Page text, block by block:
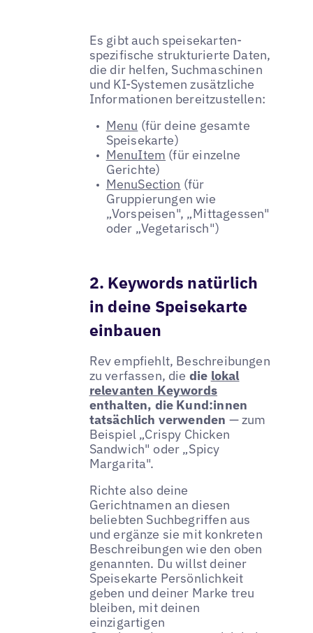
Es gibt auch speisekarten-
spezifische strukturierte Daten,
die dir helfen, Suchmaschinen
und KI-Systemen zusätzliche
Informationen bereitzustellen:
Menu (für deine gesamte
Speisekarte)
MenuItem (für einzelne
Gerichte)
MenuSection (für
Gruppierungen wie
„Vorspeisen", „Mittagessen"
oder „Vegetarisch")
2. Keywords natürlich
in deine Speisekarte
einbauen
Rev empfiehlt, Beschreibungen
zu verfassen, die die lokal
relevanten Keywords
enthalten, die Kund:innen
tatsächlich verwenden — zum
Beispiel „Crispy Chicken
Sandwich" oder „Spicy
Margarita".
Richte also deine
Gerichtnamen an diesen
beliebten Suchbegriffen aus
und ergänze sie mit konkreten
Beschreibungen wie den oben
genannten. Du willst deiner
Speisekarte Persönlichkeit
geben und deiner Marke treu
bleiben, mit deinen
einzigartigen